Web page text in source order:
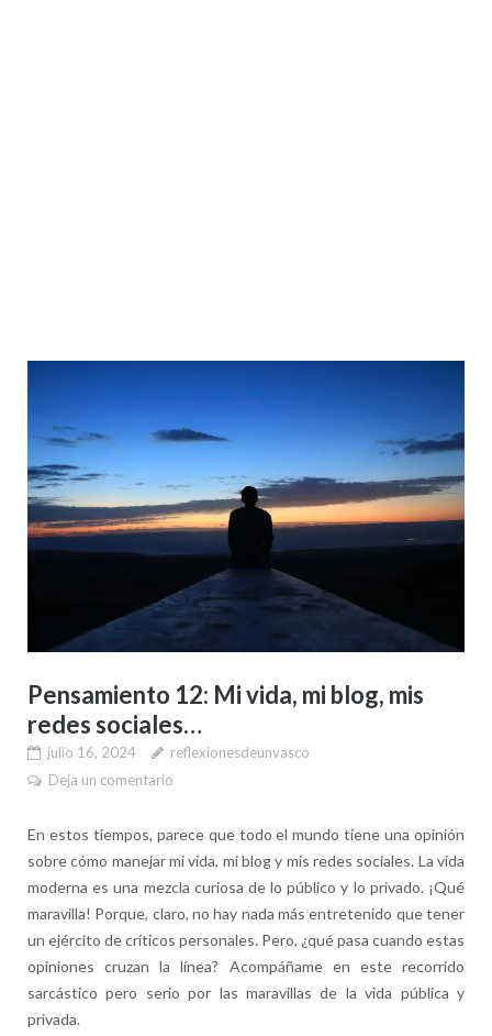
Pensamiento 12: Mi vida, mi blog, mis
redes sociales…
julio 16, 2024
reflexionesdeunvasco
Deja un comentario
En estos tiempos, parece que todo el mundo tiene una opinión
sobre cómo manejar mi vida, mi blog y mis redes sociales. La vida
moderna es una mezcla curiosa de lo público y lo privado. ¡Qué
maravilla! Porque, claro, no hay nada más entretenido que tener
un ejército de críticos personales. Pero, ¿qué pasa cuando estas
opiniones cruzan la línea? Acompáñame en este recorrido
sarcástico pero serio por las maravillas de la vida pública y
privada.